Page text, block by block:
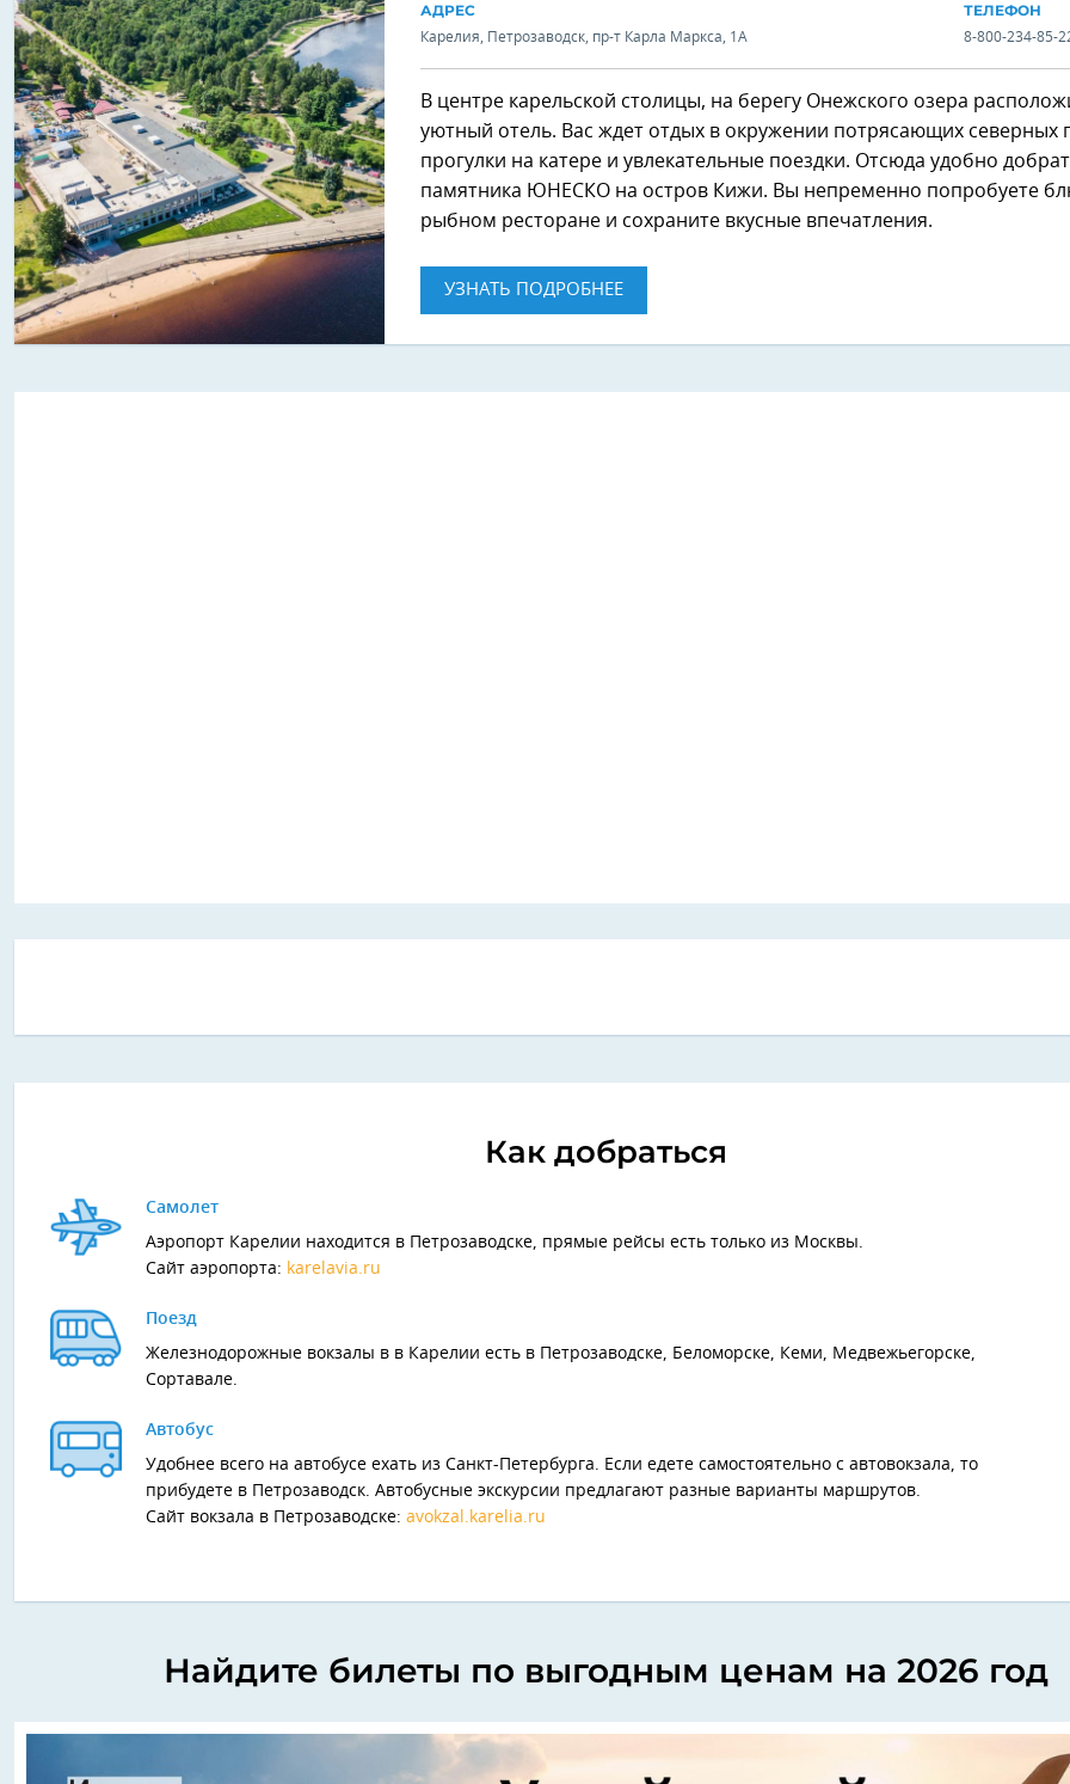
АДРЕС
Карелия, Петрозаводск, пр-т Карла Маркса, 1А
ТЕЛЕФОН
8-800-234-85-
В центре карельской столицы, на берегу Онежского озера
уютный отель. Вас ждет отдых в окружении потрясающих северных
прогулки на катере и увлекательные поездки. Отсюда удобно
памятника ЮНЕСКО на остров Кижи. Вы непременно попробуете
рыбном ресторане и сохраните вкусные впечатления.
УЗНАТЬ ПОДРОБНЕЕ
Как добраться
Самолет
Аэропорт Карелии находится в Петрозаводске, прямые рейсы есть только из Москвы.
Сайт аэропорта: karelavia.ru
Поезд
Железнодорожные вокзалы в в Карелии есть в Петрозаводске, Беломорске, Кеми, Медвежьегорске,
Сортавале.
Автобус
Удобнее всего на автобусе ехать из Санкт-Петербурга. Если едете самостоятельно с автовокзала, то
прибудете в Петрозаводск. Автобусные экскурсии предлагают разные варианты маршрутов.
Сайт вокзала в Петрозаводске: avokzal.karelia.ru
Найдите билеты по выгодным ценам на 2026 год